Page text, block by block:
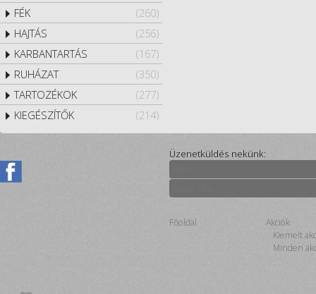
(260)
FÉK
(256)
HAJTÁS
(167)
KARBANTARTÁS
(350)
RUHÁZAT
(277)
TARTOZÉKOK
(214)
KIEGÉSZÍTŐK
Üzenetküldés nekünk:
Főoldal
Akciók
Kiemelt
Minden